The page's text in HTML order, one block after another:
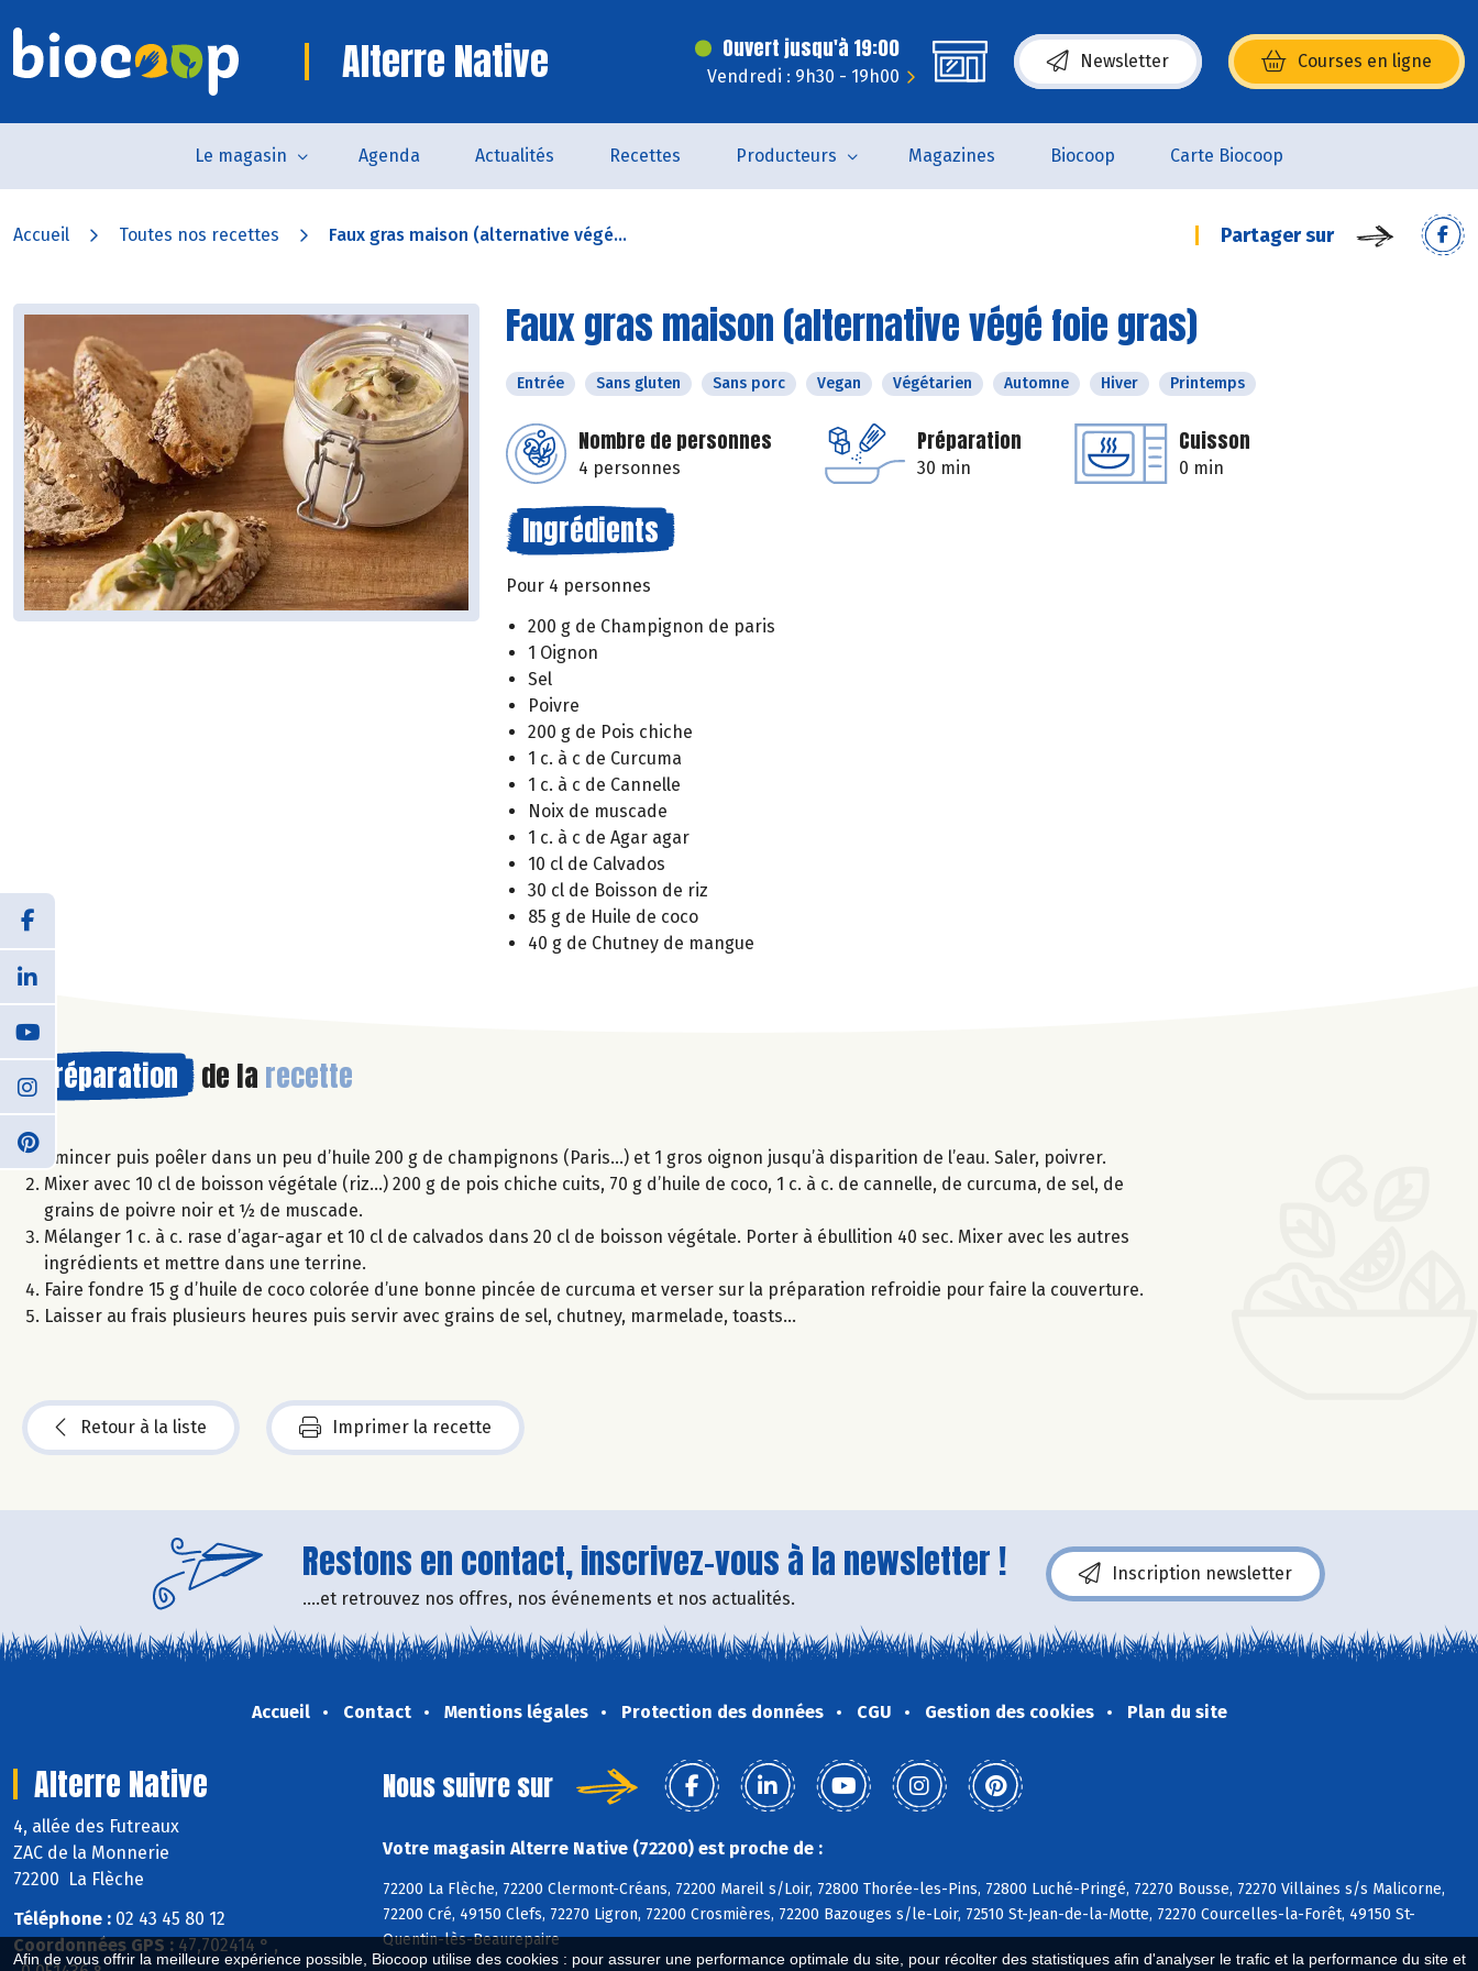
Afin de vous offrir la meilleure expérience possible, Biocoop utilise des cookies : pour assurer une performance optimale du site, pour récolter des statistiques afin d'analyser le trafic et la performance du site et
Alterre Native Ouvert jusqu'à 19:00
Vendredi : 9h30 - 19h00
Newsletter Courses en ligne
(s’ouvre dans une nouvelle fenêtre)
Le magasin Agenda Actualités Recettes Producteurs Magazines Biocoop Carte Biocoop
Accueil Toutes nos recettes Faux gras maison (alternative végé... Partager sur
Faux gras maison (alternative végé foie gras)
Entrée Sans gluten Sans porc Vegan Végétarien Automne Hiver Printemps
Nombre de personnes
4 personnes
Préparation
30 min
Cuisson
0 min
Ingrédients
Pour 4 personnes
200 g de Champignon de paris
1 Oignon
Sel
Poivre
200 g de Pois chiche
1 c. à c de Curcuma
1 c. à c de Cannelle
Noix de muscade
1 c. à c de Agar agar
10 cl de Calvados
30 cl de Boisson de riz
85 g de Huile de coco
40 g de Chutney de mangue
Préparation de la recette
Émincer puis poêler dans un peu d’huile 200 g de champignons (Paris…) et 1 gros oignon jusqu’à disparition de l’eau. Saler, poivrer.
Mixer avec 10 cl de boisson végétale (riz…) 200 g de pois chiche cuits, 70 g d’huile de coco, 1 c. à c. de cannelle, de curcuma, de sel, de
grains de poivre noir et ½ de muscade.
Mélanger 1 c. à c. rase d’agar-agar et 10 cl de calvados dans 20 cl de boisson végétale. Porter à ébullition 40 sec. Mixer avec les autres
ingrédients et mettre dans une terrine.
Faire fondre 15 g d’huile de coco colorée d’une bonne pincée de curcuma et verser sur la préparation refroidie pour faire la couverture.
Laisser au frais plusieurs heures puis servir avec grains de sel, chutney, marmelade, toasts...
Retour à la liste Imprimer la recette
Restons en contact, inscrivez-vous à la newsletter !
....et retrouvez nos offres, nos événements et nos actualités.
Inscription newsletter
Accueil Contact Mentions légales Protection des données CGU Gestion des cookies Plan du site
Alterre Native
4, allée des Futreaux
ZAC de la Monnerie
72200 La Flèche
Téléphone : 02 43 45 80 12
Coordonnées GPS : 47,702414 ° ,
Nous suivre sur
Votre magasin Alterre Native (72200) est proche de :
72200 La Flèche, 72200 Clermont-Créans, 72200 Mareil s/Loir, 72800 Thorée-les-Pins, 72800 Luché-Pringé, 72270 Bousse, 72270 Villaines s/s Malicorne,
72200 Cré, 49150 Clefs, 72270 Ligron, 72200 Crosmières, 72200 Bazouges s/le-Loir, 72510 St-Jean-de-la-Motte, 72270 Courcelles-la-Forêt, 49150 St-
Quentin-lès-Beaurepaire